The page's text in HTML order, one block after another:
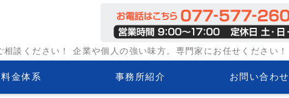
談ください！ 企業や個人の強い味方。専門家にお任せください！
料金体系 事務所紹介 お問い合わせ